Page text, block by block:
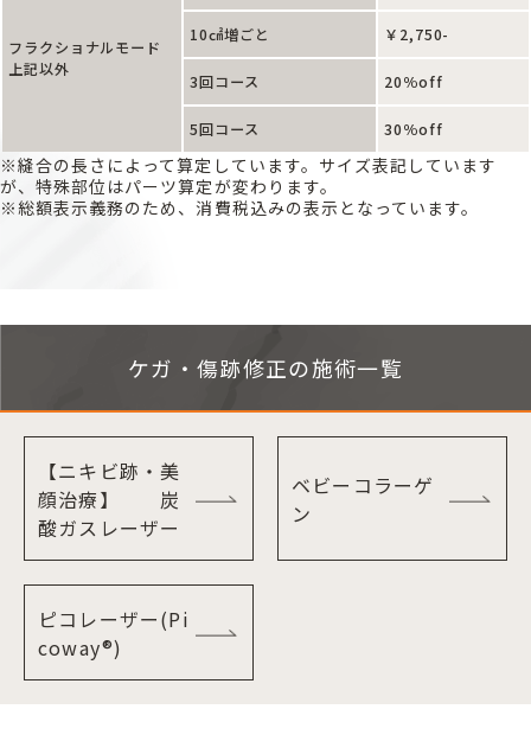
フラクショナルモード
上記以外
10㎠増ごと ￥2,750-
3回コース 20％off
5回コース 30％off
※縫合の長さによって算定しています。サイズ表記しています
が、特殊部位はパーツ算定が変わります。
※総額表示義務のため、消費税込みの表示となっています。
ケガ・傷跡修正の施術一覧
【ニキビ跡・美
顔治療】 炭
酸ガスレーザー
ベビーコラーゲ
ン
ピコレーザー(Pi
coway®)